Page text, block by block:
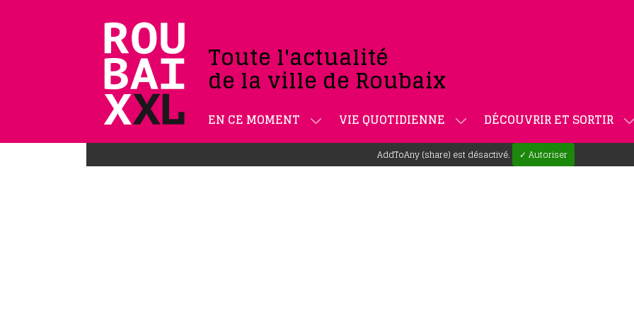
Toute l'actualité
de la ville de Roubaix
EN CE MOMENT VIE QUOTIDIENNE DÉCOUVRIR ET SORTIR
AddToAny (share) est désactivé. ✓ Autoriser